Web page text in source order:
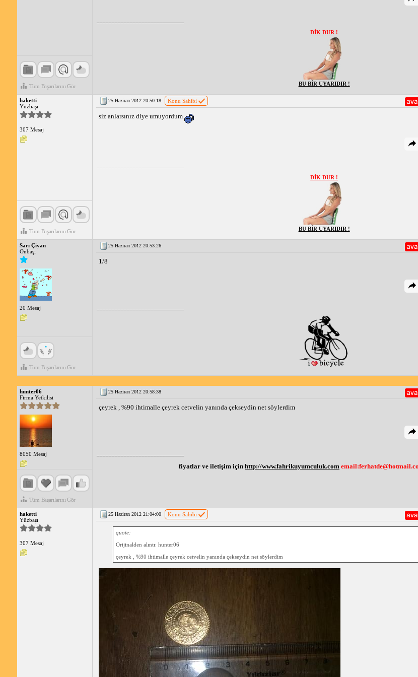
Tüm Başarılarını Gör
DİK DUR !
BU BİR UYARIDIR !
haketti
Yüzbaşı
307 Mesaj
Tüm Başarılarını Gör
25 Haziran 2012 20:50:18 Konu Sahibi
siz anlarsınız diye umuyordum
DİK DUR !
BU BİR UYARIDIR !
Sarı Çiyan
Onbaşı
20 Mesaj
Tüm Başarılarını Gör
25 Haziran 2012 20:53:26
1/8
hunter06
Firma Yetkilisi
8050 Mesaj
Tüm Başarılarını Gör
25 Haziran 2012 20:58:38
çeyrek , %90 ihtimalle çeyrek cetvelin yanında çekseydin net söylerdim
fiyatlar ve iletişim içinhttp://www.fahrikuyumculuk.com
haketti
Yüzbaşı
307 Mesaj
25 Haziran 2012 21:04:00 Konu Sahibi
quote:
Orijinalden alıntı: hunter06
çeyrek , %90 ihtimalle çeyrek cetvelin yanında çekseydin net söylerdim